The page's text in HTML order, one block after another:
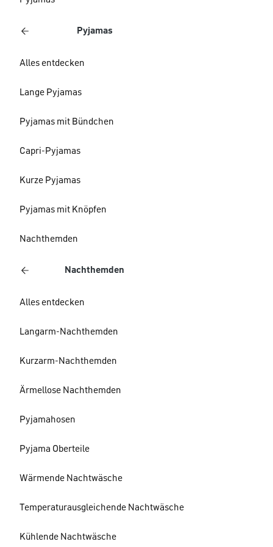
Pyjamas
Alles entdecken
Lange Pyjamas
Pyjamas mit Bündchen
Capri-Pyjamas
Kurze Pyjamas
Pyjamas mit Knöpfen
Nachthemden
Nachthemden
Alles entdecken
Langarm-Nachthemden
Kurzarm-Nachthemden
Ärmellose Nachthemden
Pyjamahosen
Pyjama Oberteile
Wärmende Nachtwäsche
Temperaturausgleichende Nachtwäsche
Kühlende Nachtwäsche